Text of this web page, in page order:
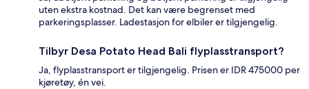
uten ekstra kostnad. Det kan være begrenset med
parkeringsplasser. Ladestasjon for elbiler er tilgjengelig.
Tilbyr Desa Potato Head Bali flyplasstransport?
Ja, flyplasstransport er tilgjengelig. Prisen er IDR 475000 per
kjøretøy, én vei.